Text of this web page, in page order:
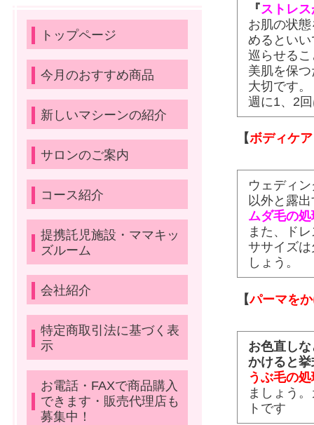
『ストレ
お肌の状
めるとい
巡らせる
美肌を保
大切です。
週に1、2
【ボディケ
ウェディ
以外と露
ムダ毛の
また、ド
ササイズ
しょう。
【パーマを
お色直し
かけると
うぶ毛の
ましょう
トです
トップページ
今月のおすすめ商品
新しいマシーンの紹介
サロンのご案内
コース紹介
提携託児施設・ママキッ
ズルーム
会社紹介
特定商取引法に基づく表
示
お電話・FAXで商品購入
できます・販売代理店も
募集中！